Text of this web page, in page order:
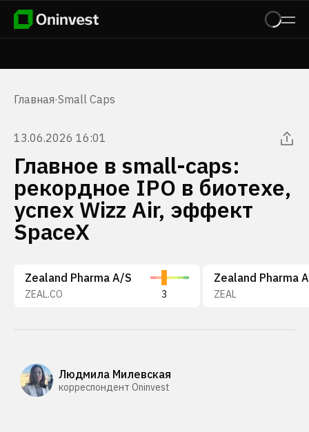
Главная·Small Caps
13.06.2026 16:01
Главное в small-caps:
рекордное IPO в биотехе,
успех Wizz Air, эффект
SpaceX
Zealand Pharma A/S
ZEAL.CO 3
Zealand Pharma
ZEAL
Людмила Милевская
корреспондент Oninvest